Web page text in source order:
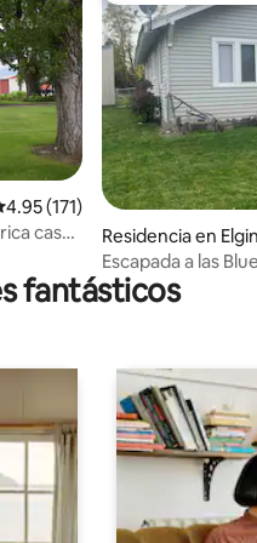
promedio: 4.95 de
4.95 (171)
casa
Residencia en Elgin
Escapada a las
fantásticos